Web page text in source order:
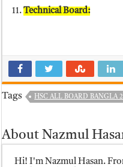
Technical Board:
Tags HSC ALL BOARD BANGLA
About Nazmul
Hi! I'm Nazmul Hasan.